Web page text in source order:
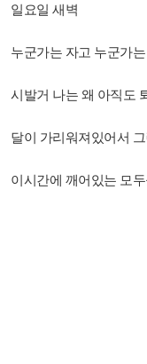
일요일 새벽
누군가는 자고 누군가
시발거 나는 왜 아직도
달이 가리워져있어서
이시간에 깨어있는 모